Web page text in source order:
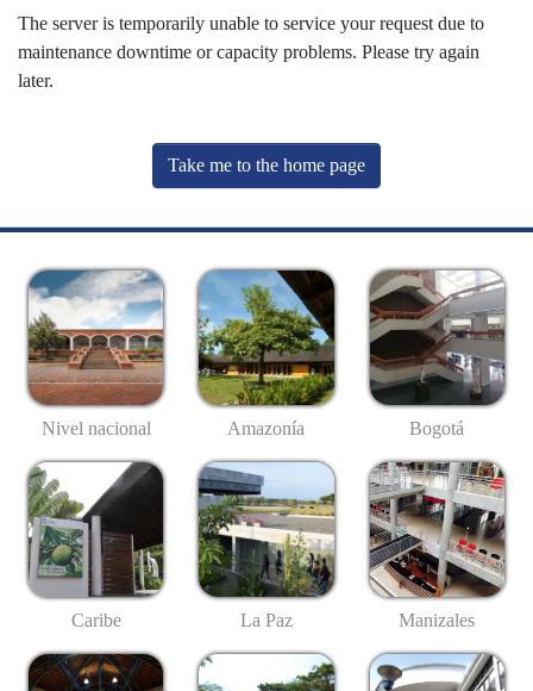
The server is temporarily unable to service your request due to
maintenance downtime or capacity problems. Please try again
later.
Take me to the home page
Nivel nacional Amazonía Bogotá
Caribe La Paz Manizales